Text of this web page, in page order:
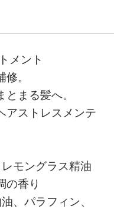
メント
。
まる髪へ。
アストレスメンテ
モングラス精油
の香り
、パラフィン、